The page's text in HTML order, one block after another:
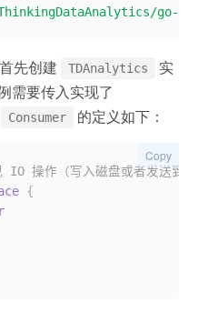
go-
先创建 TDAnalytics
实
需要传入实现了
Consumer 的定义如下：
操作（写入磁盘或者发送到接
{
Copy